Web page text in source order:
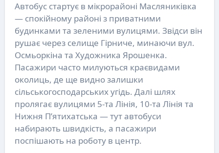
Автобус стартує в мікрорайоні Масляниківка
— спокійному районі з приватними
будинками та зеленими вулицями. Звідси він
рушає через селище Гірниче, минаючи вул.
Осмьоркіна та Художника Ярошенка.
Пасажири часто милуються краєвидами
околиць, де ще видно залишки
сільськогосподарських угідь. Далі шлях
пролягає вулицями 5-та Лінія, 10-та Лінія та
Нижня П’ятихатська — тут автобуси
набирають швидкість, а пасажири
поспішають на роботу в центр.